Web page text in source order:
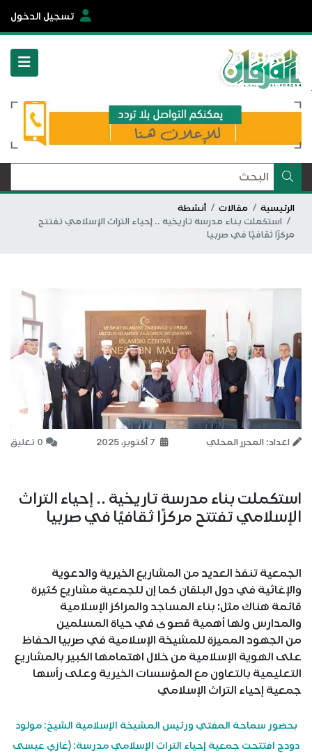
تسجيل الدخول
الرئيسية مقالات
أنشطة
استكملت بناء مدرسة تاريخية .. إحياء التراث الإسلامي تفتتح
مركزًا ثقافيًا في صربيا
اعداد: المحرر المحلي 0 تعليق
استكملت بناء مدرسة تاريخية .. إحياء التراث
الإسلامي تفتتح مركزًا ثقافيًا في صربيا
الجمعية تنفذ العديد من المشاريع الخيرية والدعوية
والإغاثية في دول البلقان كما إن للجمعية مشاريع كثيرة
قائمة هناك مثل: بناء المساجد والمراكز الإسلامية
والمدارس ولها أهمية قصوى في حياة المسلمين
من الجهود المميزة للمشيخة الإسلامية في صربيا الحفاظ
على الهوية الإسلامية من خلال اهتمامها الكبير بالمشاريع
التعليمية بالتعاون مع المؤسسات الخيرية وعلى رأسها
جمعية إحياء التراث الإسلامي
بحضور سماحة المفتي ورئيس المشيخة الإسلامية الشيخ: مولود
دودج افتتحت جمعية إحياء التراث الإسلامي مدرسة: (غازي عيسى